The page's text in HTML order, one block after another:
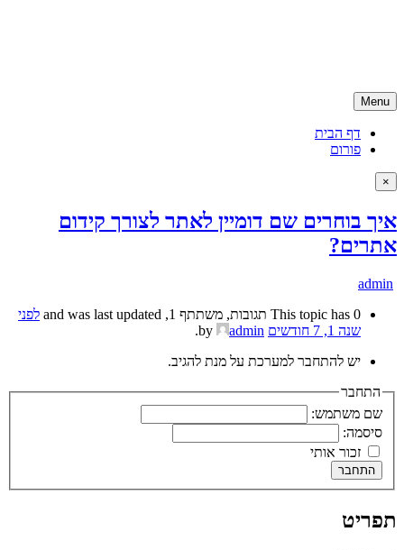
Menu
דף הבית
פורום
×
איך בוחרים שם דומיין לאתר לצורך קידום
אתרים?
admin
This topic has 0 תגובות, משתתף 1, and was last updated
לפני
שנה 1, 7 חודשים
admin
.
יש להתחבר למערכת על מנת להגיב.
התחבר
שם משתמש:
סיסמה:
זכור אותי
התחבר
תפריט